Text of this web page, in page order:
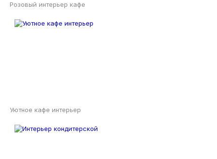
Розовый интерьер кафе
Уютное кафе интерьер